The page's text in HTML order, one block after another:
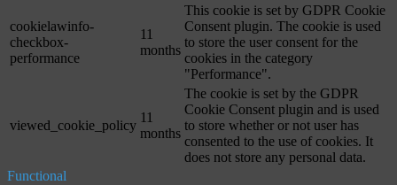
cookielawinfo-
checkbox-
performance
11
months
This cookie is set by GDPR Cookie
Consent plugin. The cookie is used
to store the user consent for the
cookies in the category
"Performance".
viewed_cookie_policy
11
months
The cookie is set by the GDPR
Cookie Consent plugin and is used
to store whether or not user has
consented to the use of cookies. It
does not store any personal data.
Functional